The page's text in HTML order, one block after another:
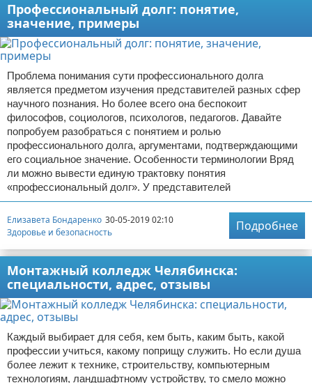
Профессиональный долг: понятие,
значение, примеры
Проблема понимания сути профессионального долга
является предметом изучения представителей разных сфер
научного познания. Но более всего она беспокоит
философов, социологов, психологов, педагогов. Давайте
попробуем разобраться с понятием и ролью
профессионального долга, аргументами, подтверждающими
его социальное значение. Особенности терминологии Вряд
ли можно вывести единую трактовку понятия
«профессиональный долг». У представителей
Елизавета Бондаренко 30-05-2019 02:10
Здоровье и безопасность
Подробнее
Монтажный колледж Челябинска:
специальности, адрес, отзывы
Каждый выбирает для себя, кем быть, каким быть, какой
профессии учиться, какому поприщу служить. Но если душа
более лежит к технике, строительству, компьютерным
технологиям, ландшафтному устройству, то смело можно